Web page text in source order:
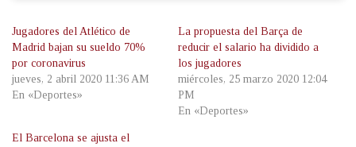
Jugadores del Atlético de
Madrid bajan su sueldo 70%
por coronavirus
jueves, 2 abril 2020 11:36 AM
En «Deportes»
La propuesta del Barça de
reducir el salario ha dividido a
los jugadores
miércoles, 25 marzo 2020 12:04
PM
En «Deportes»
El Barcelona se ajusta el